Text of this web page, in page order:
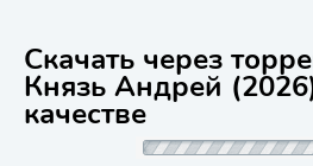
Скачать через
Князь Андрей
качестве